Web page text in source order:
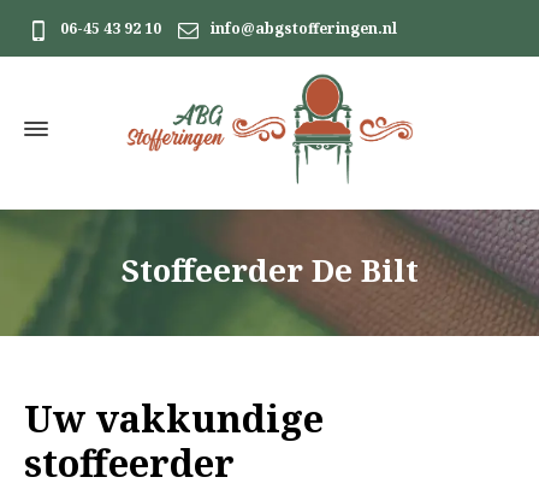
06-45 43 92 10 info@abgstofferingen.nl
Stoffeerder De Bilt
Uw vakkundige
stoffeerder